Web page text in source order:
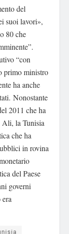
del
suoi lavori»,
80 che
“con
primo ministro
ha anche
Nonostante
2011 che ha
la Tunisia
che ha
in rovina
del Paese
governi